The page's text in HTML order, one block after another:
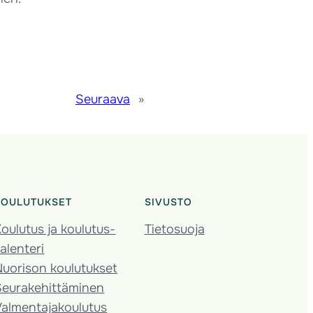
Seuraava »
ja koulutus­
koulutukset
SIVUSTO
Tietosuoja